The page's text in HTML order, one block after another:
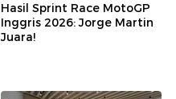
Hasil Sprint Race MotoGP
Inggris 2026: Jorge Martin
Juara!